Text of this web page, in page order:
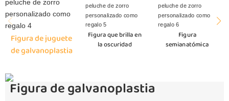
Figura de juguete
de galvanoplastia
Figura que brilla en
la oscuridad
Figura
semianatómica
Figura de galvanoplastia